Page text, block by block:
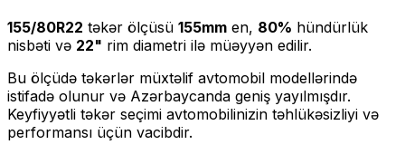
155/80R22 təkər ölçüsü 155mm en, 80% hündürlük
nisbəti və 22" rim diametri ilə müəyyən edilir.
Bu ölçüdə təkərlər müxtəlif avtomobil modellərində
istifadə olunur və Azərbaycanda geniş yayılmışdır.
Keyfiyyətli təkər seçimi avtomobilinizin təhlükəsizliyi və
performansı üçün vacibdir.